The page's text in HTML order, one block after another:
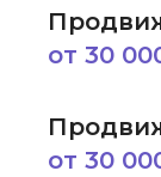
от 30
от 30